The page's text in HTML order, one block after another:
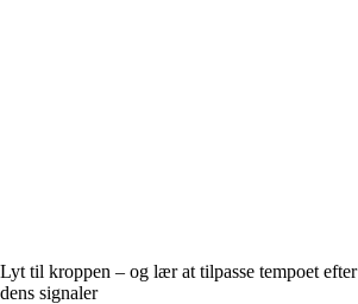
Lyt til kroppen – og lær at tilpasse tempoet efter
dens signaler